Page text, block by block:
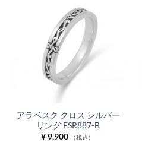
アラベスク クロス シルバー
リング FSR887-B
¥9,900 （税込）